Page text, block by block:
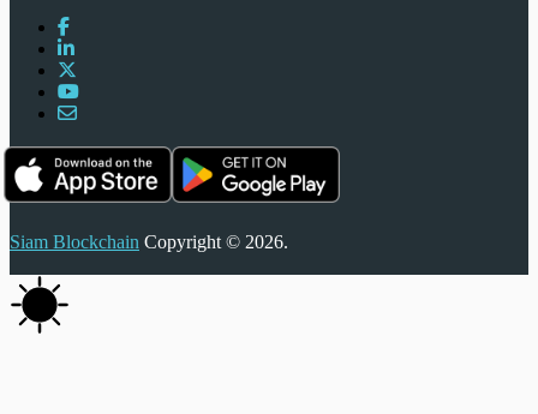
Siam Blockchain Copyright © 2026.